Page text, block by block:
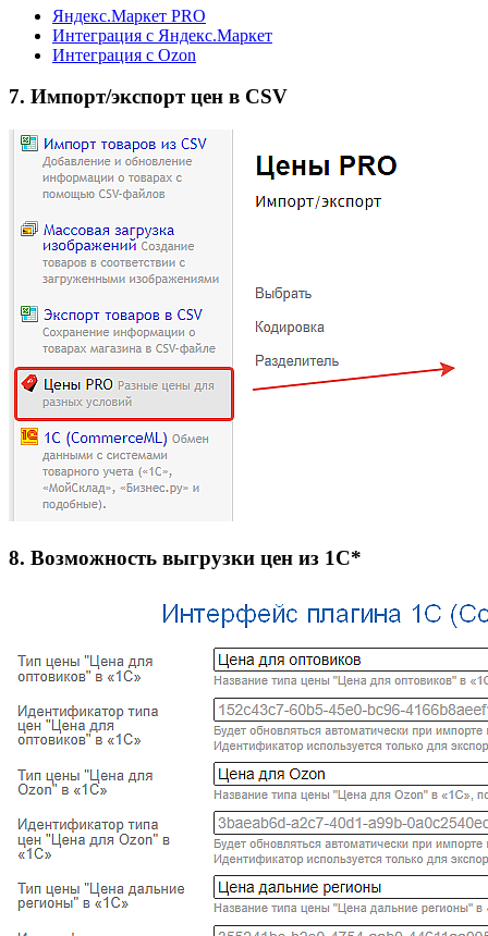
Яндекс.Маркет PRO
Интеграция с Яндекс.Маркет
Интеграция с Ozon
7. Импорт/экспорт цен в CSV
8. Возможность выгрузки цен из 1С*